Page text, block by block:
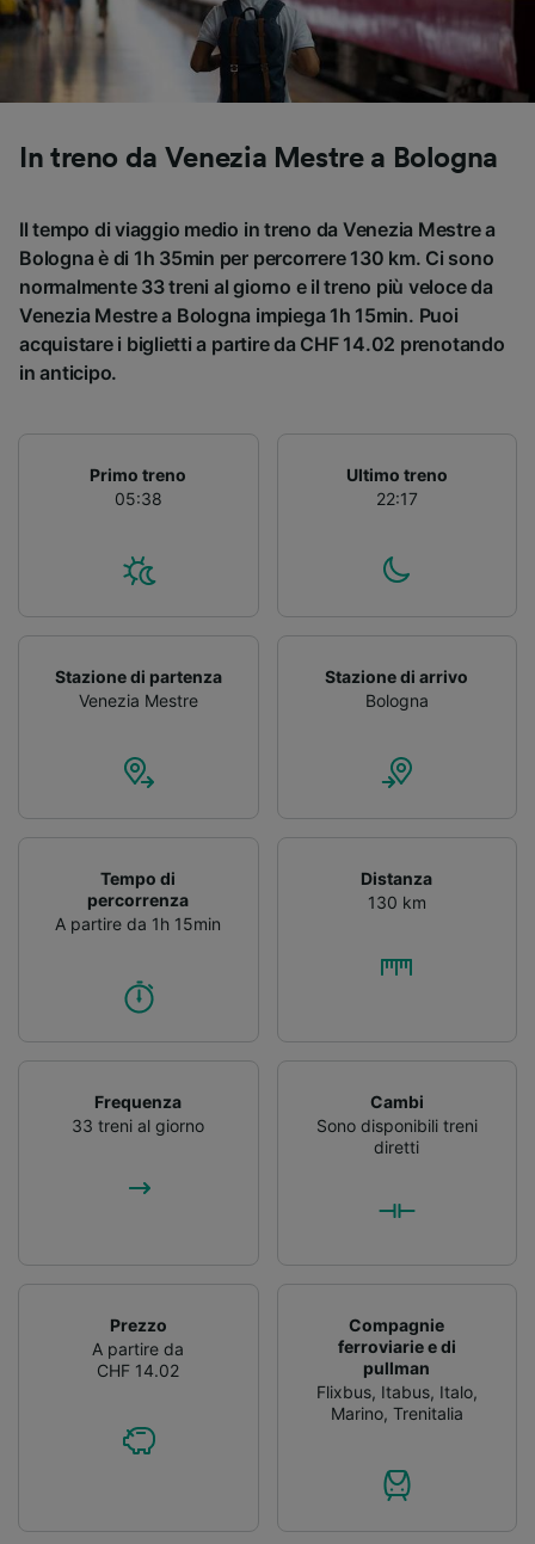
In treno da Venezia Mestre a Bologna
Il tempo di viaggio medio in treno da Venezia Mestre a
Bologna è di 1h 35min per percorrere 130 km. Ci sono
normalmente 33 treni al giorno e il treno più veloce da
Venezia Mestre a Bologna impiega 1h 15min. Puoi
acquistare i biglietti a partire da CHF 14.02 prenotando
in anticipo.
Primo treno
05:38
Ultimo treno
22:17
Stazione di partenza
Venezia Mestre
Stazione di arrivo
Bologna
Tempo di
percorrenza
A partire da 1h 15min
Distanza
130 km
Frequenza
33 treni al giorno
Cambi
Sono disponibili treni
diretti
Prezzo
A partire da
CHF 14.02
Compagnie
ferroviarie e di
pullman
Flixbus, Itabus, Italo,
Marino, Trenitalia
Utilizzare dati di geolocalizzazione precisi.
Scansione attiva delle caratteristiche del
dispositivo ai fini dell’identificazione.
Archiviare informazioni su dispositivo e/o
personalizzati, misurazione delle prestazioni
dei contenuti e degli annunci, ricerche sul
Elenco dei partner (fornitori)